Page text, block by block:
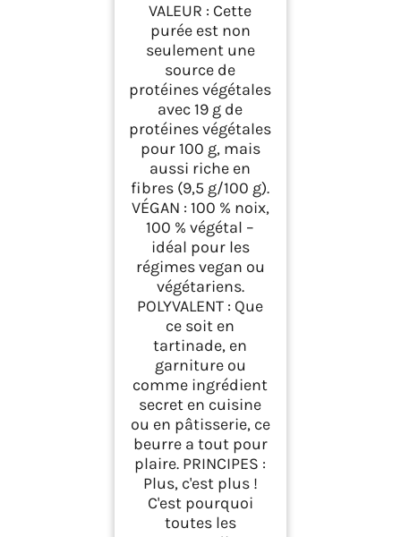
VALEUR : Cette
purée est non
seulement une
source de
protéines végétales
avec 19 g de
protéines végétales
pour 100 g, mais
aussi riche en
fibres (9,5 g/100 g).
VÉGAN : 100 % noix,
100 % végétal –
idéal pour les
régimes vegan ou
végétariens.
POLYVALENT : Que
ce soit en
tartinade, en
garniture ou
comme ingrédient
secret en cuisine
ou en pâtisserie, ce
beurre a tout pour
plaire. PRINCIPES :
Plus, c'est plus !
C'est pourquoi
toutes les